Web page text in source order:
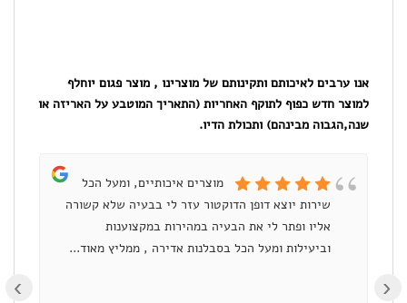
אנו ערבים לאיכותם ותקינותם של מוצרינו , מוצר פגום יוחלף
למוצר חדש כפוף לתוקף האחריות (התאריך המוטבע על האריזה או
שנה,הגבוה מבינהם) ותכולת הדיו.
מוצרים איכותיים, ומעל הכל
שירות יוצא דופן הדוקטור עזר לי בבעיה שלא קשורה
אליו ופתר לי את הבעיה במהירות במקצוענות
וביעילות ומעל הכל בסבלנות אדירה , ממליץ מאוד...